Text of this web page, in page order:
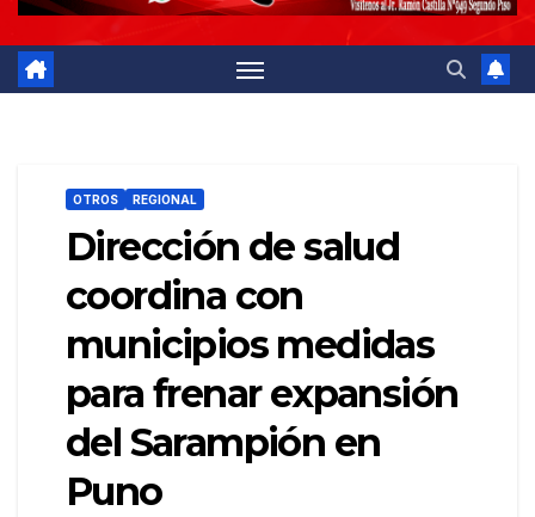
OTROS REGIONAL
Dirección de salud
coordina con
municipios medidas
para frenar expansión
del Sarampión en
Puno